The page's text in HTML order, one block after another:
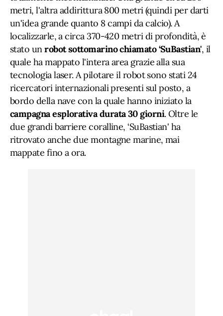
metri, l'altra addirittura 800 metri (quindi per darti
un'idea grande quanto 8 campi da calcio). A
localizzarle, a circa 370-420 metri di profondità, è
stato unrobot sottomarino chiamato ‘SuBastian', il
quale ha mappato l'intera area grazie alla sua
tecnologia laser. A pilotare il robot sono stati 24
ricercatori internazionali presenti sul posto, a
bordo della nave con la quale hanno iniziato la
campagna esplorativa durata 30 giorni. Oltre le
due grandi barriere coralline, ‘SuBastian' ha
ritrovato anche due montagne marine, mai
mappate fino a ora.